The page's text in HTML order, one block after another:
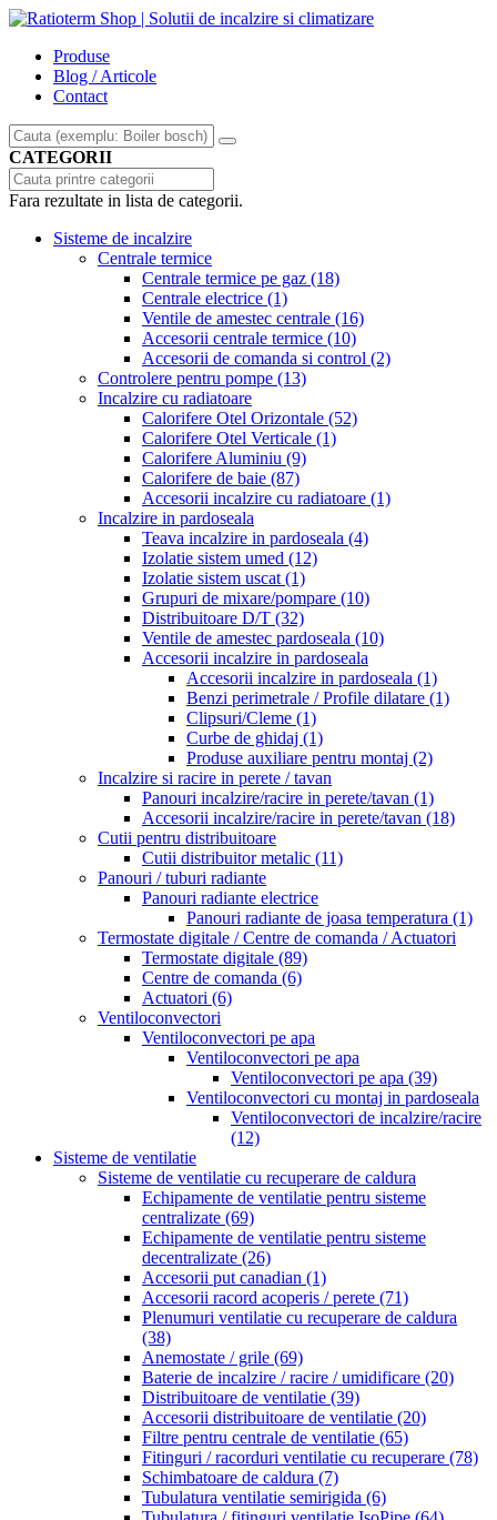
Produse
Blog / Articole
Contact
CATEGORII
Fara rezultate in lista de categorii.
Sisteme de incalzire
Centrale termice
Centrale termice pe gaz (18)
Centrale electrice (1)
Ventile de amestec centrale (16)
Accesorii centrale termice (10)
Accesorii de comanda si control (2)
Controlere pentru pompe (13)
Incalzire cu radiatoare
Calorifere Otel Orizontale (52)
Calorifere Otel Verticale (1)
Calorifere Aluminiu (9)
Calorifere de baie (87)
Accesorii incalzire cu radiatoare (1)
Incalzire in pardoseala
Teava incalzire in pardoseala (4)
Izolatie sistem umed (12)
Izolatie sistem uscat (1)
Grupuri de mixare/pompare (10)
Distribuitoare D/T (32)
Ventile de amestec pardoseala (10)
Accesorii incalzire in pardoseala
Accesorii incalzire in pardoseala (1)
Benzi perimetrale / Profile dilatare (1)
Clipsuri/Cleme (1)
Curbe de ghidaj (1)
Produse auxiliare pentru montaj (2)
Incalzire si racire in perete / tavan
Panouri incalzire/racire in perete/tavan (1)
Accesorii incalzire/racire in perete/tavan (18)
Cutii pentru distribuitoare
Cutii distribuitor metalic (11)
Panouri / tuburi radiante
Panouri radiante electrice
Panouri radiante de joasa temperatura (1)
Termostate digitale / Centre de comanda / Actuatori
Termostate digitale (89)
Centre de comanda (6)
Actuatori (6)
Ventiloconvectori
Ventiloconvectori pe apa
Ventiloconvectori pe apa
Ventiloconvectori pe apa (39)
Ventiloconvectori cu montaj in pardoseala
Ventiloconvectori de incalzire/racire
(12)
Sisteme de ventilatie
Sisteme de ventilatie cu recuperare de caldura
Echipamente de ventilatie pentru sisteme
centralizate (69)
Echipamente de ventilatie pentru sisteme
decentralizate (26)
Accesorii put canadian (1)
Accesorii racord acoperis / perete (71)
Plenumuri ventilatie cu recuperare de caldura
(38)
Anemostate / grile (69)
Baterie de incalzire / racire / umidificare (20)
Distribuitoare de ventilatie (39)
Accesorii distribuitoare de ventilatie (20)
Filtre pentru centrale de ventilatie (65)
Fitinguri / racorduri ventilatie cu recuperare (78)
Schimbatoare de caldura (7)
Tubulatura ventilatie semirigida (6)